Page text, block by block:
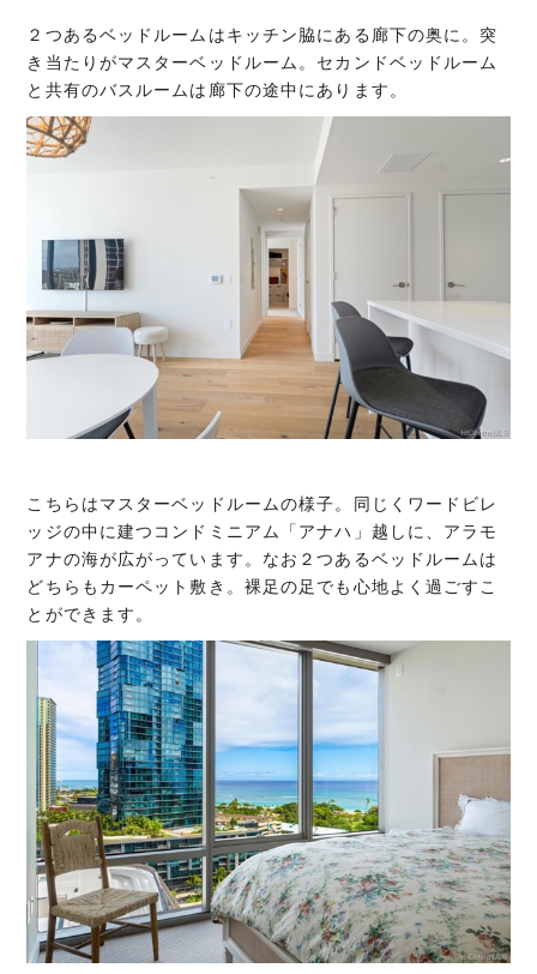
２つあるベッドルームはキッチン脇にある廊下の奥に。突
き当たりがマスターベッドルーム。セカンドベッドルーム
と共有のバスルームは廊下の途中にあります。
こちらはマスターベッドルームの様子。同じくワードビレ
ッジの中に建つコンドミニアム「アナハ」越しに、アラモ
アナの海が広がっています。なお２つあるベッドルームは
どちらもカーペット敷き。裸足の足でも心地よく過ごすこ
とができます。